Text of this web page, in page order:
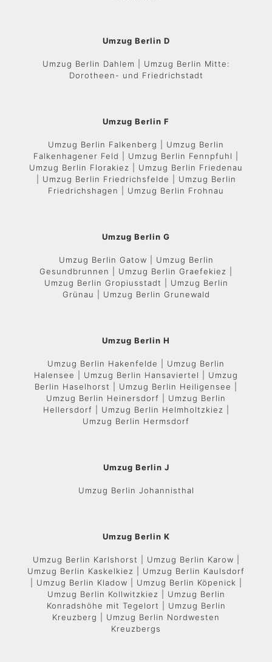
Umzug Berlin D
Umzug Berlin Dahlem | Umzug Berlin Mitte:
Dorotheen- und Friedrichstadt
Umzug Berlin F
Umzug Berlin Falkenberg | Umzug Berlin
Falkenhagener Feld | Umzug Berlin Fennpfuhl |
Umzug Berlin Florakiez | Umzug Berlin Friedenau
| Umzug Berlin Friedrichsfelde | Umzug Berlin
Friedrichshagen | Umzug Berlin Frohnau
Umzug Berlin G
Umzug Berlin Gatow | Umzug Berlin
Gesundbrunnen | Umzug Berlin Graefekiez |
Umzug Berlin Gropiusstadt | Umzug Berlin
Grünau | Umzug Berlin Grunewald
Umzug Berlin H
Umzug Berlin Hakenfelde | Umzug Berlin
Halensee | Umzug Berlin Hansaviertel | Umzug
Berlin Haselhorst | Umzug Berlin Heiligensee |
Umzug Berlin Heinersdorf | Umzug Berlin
Hellersdorf | Umzug Berlin Helmholtzkiez |
Umzug Berlin Hermsdorf
Umzug Berlin J
Umzug Berlin Johannisthal
Umzug Berlin K
Umzug Berlin Karlshorst | Umzug Berlin Karow |
Umzug Berlin Kaskelkiez | Umzug Berlin Kaulsdorf
| Umzug Berlin Kladow | Umzug Berlin Köpenick |
Umzug Berlin Kollwitzkiez | Umzug Berlin
Konradshöhe mit Tegelort | Umzug Berlin
Kreuzberg | Umzug Berlin Nordwesten
Kreuzbergs